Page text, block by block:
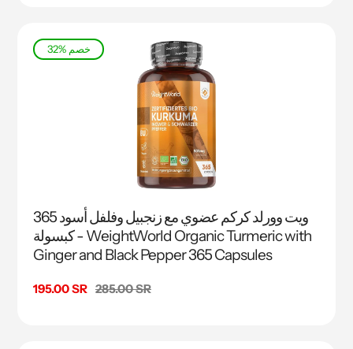
32% خصم
ويت وورلد كركم عضوي مع زنجبيل وفلفل أسود 365
كبسولة - WeightWorld Organic Turmeric with
Ginger and Black Pepper 365 Capsules
سعر
195.00 SR السعر
285.00 SR